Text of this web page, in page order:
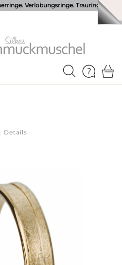
Verlobungsringe. Trauringe.
| Details